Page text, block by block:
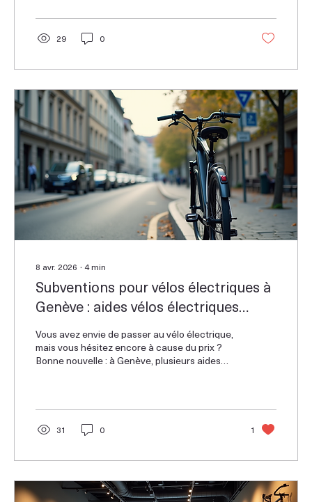
immédiatement d’un moyen de transport agile,
capable de s’adapter à tous vos trajets.
29 0
8 avr. 2026 ∙ 4min
Subventions pour vélos électriques à
Genève : aides vélos électriques
genève
Vous avez envie de passer au vélo électrique,
mais vous hésitez encore à cause du prix ?
Bonne nouvelle : à Genève, plusieurs aides
31 0 1